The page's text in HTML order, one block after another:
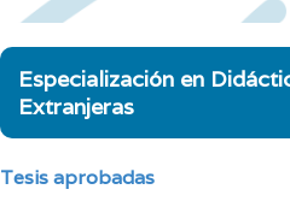
Especialización en
Extranjeras
Tesis aprobadas